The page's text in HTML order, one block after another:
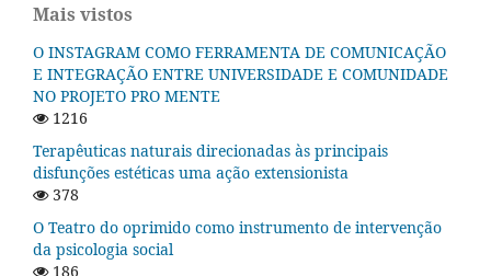
Mais vistos
O INSTAGRAM COMO FERRAMENTA DE COMUNICAÇÃO
E INTEGRAÇÃO ENTRE UNIVERSIDADE E COMUNIDADE
NO PROJETO PRO MENTE
1216
Terapêuticas naturais direcionadas às principais
disfunções estéticas uma ação extensionista
378
O Teatro do oprimido como instrumento de intervenção
da psicologia social
186